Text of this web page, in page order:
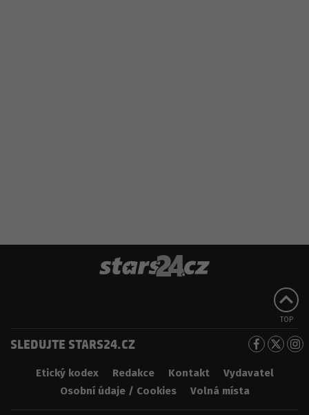
TOP
SLEDUJTE STARS24.CZ
Etický kodex Redakce Kontakt
Vydavatel
Osobní údaje / Cookies
Volná místa